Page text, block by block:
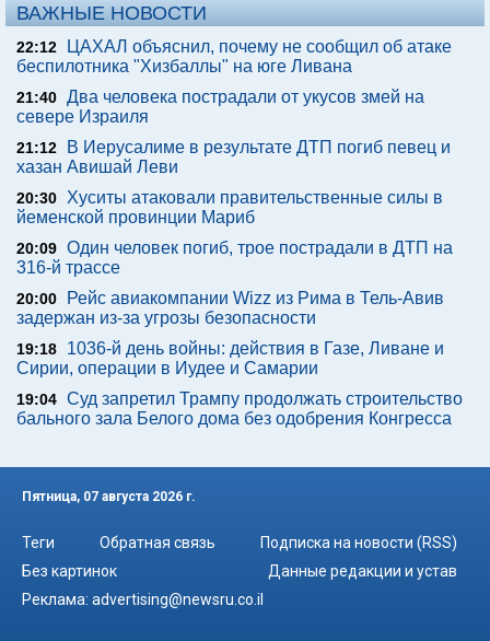
ВАЖНЫЕ НОВОСТИ
22:12
ЦАХАЛ объяснил, почему не сообщил об атаке
беспилотника "Хизбаллы" на юге Ливана
21:40 Два человека пострадали от укусов змей на
севере Израиля
21:12
В Иерусалиме в результате ДТП погиб певец и
хазан Авишай Леви
20:30
Хуситы атаковали правительственные силы в
йеменской провинции Мариб
20:09 Один человек погиб, трое пострадали в ДТП на
316-й трассе
20:00
Рейс авиакомпании Wizz из Рима в Тель-Авив
задержан из-за угрозы безопасности
19:18
1036-й день войны: действия в Газе, Ливане и
Сирии, операции в Иудее и Самарии
19:04 Суд запретил Трампу продолжать строительство
бального зала Белого дома без одобрения Конгресса
Пятница, 07 августа 2026 г.
Теги Обратная связь
Подписка на новости (RSS)
Без картинок
Данные редакции и устав
Реклама: advertising@newsru.co.il